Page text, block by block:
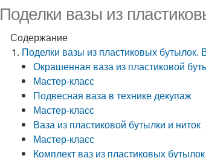
Поделки вазы из
Содержание
Поделки вазы из пластиковых бутылок.
Окрашенная ваза из пластиковой
Мастер-класс
Подвесная ваза в технике декупаж
Мастер-класс
Ваза из пластиковой бутылки и ниток
Мастер-класс
Комплект ваз из пластиковых бутылок